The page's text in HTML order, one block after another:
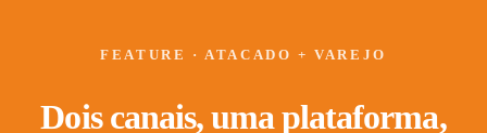
FEATURE · ATACADO + VAREJO
Dois canais, uma plataforma,